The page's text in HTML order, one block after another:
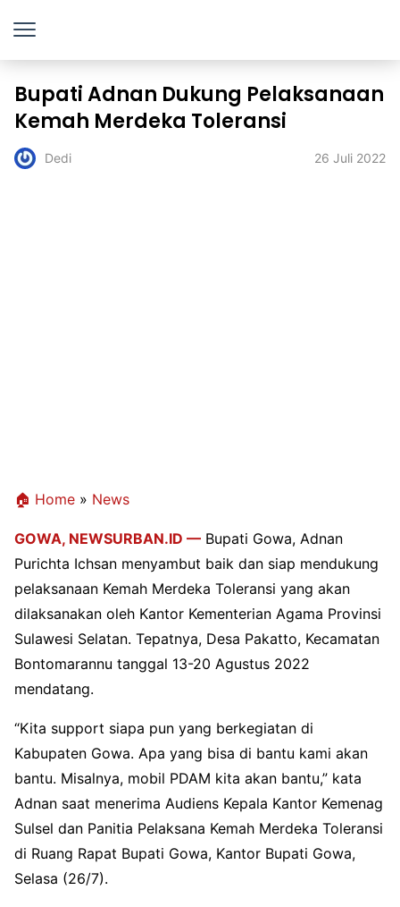
Bupati Adnan Dukung Pelaksanaan
Kemah Merdeka Toleransi
Dedi 26 Juli 2022
🏠 Home » News
GOWA, NEWSURBAN.ID — Bupati Gowa, Adnan
Purichta Ichsan menyambut baik dan siap mendukung
pelaksanaan Kemah Merdeka Toleransi yang akan
dilaksanakan oleh Kantor Kementerian Agama Provinsi
Sulawesi Selatan. Tepatnya, Desa Pakatto, Kecamatan
Bontomarannu tanggal 13-20 Agustus 2022
mendatang.
“Kita support siapa pun yang berkegiatan di
Kabupaten Gowa. Apa yang bisa di bantu kami akan
bantu. Misalnya, mobil PDAM kita akan bantu,” kata
Adnan saat menerima Audiens Kepala Kantor Kemenag
Sulsel dan Panitia Pelaksana Kemah Merdeka Toleransi
di Ruang Rapat Bupati Gowa, Kantor Bupati Gowa,
Selasa (26/7).